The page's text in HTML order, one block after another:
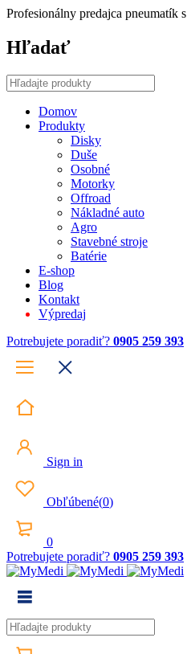
Profesionálny predajca pneumatík s
Hľadať
Domov
Produkty
Disky
Duše
Osobné
Motorky
Offroad
Nákladné auto
Agro
Stavebné stroje
Batérie
E-shop
Blog
Kontakt
Výpredaj
Potrebujete poradiť? 0905 259 393
Sign in
Obľúbené(0)
0
Potrebujete poradiť? 0905 259 393